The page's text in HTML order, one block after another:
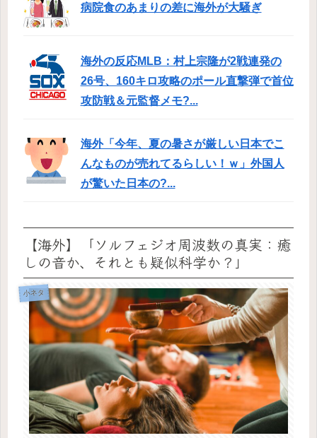
病院食のあまりの差に海外が大騒ぎ
海外の反応MLB：村上宗隆が2戦連発の
26号、160キロ攻略のポール直撃弾で首位
攻防戦＆元監督メモ?...
海外「今年、夏の暑さが厳しい日本でこ
んなものが売れてるらしい！ｗ」外国人
が驚いた日本の?...
【海外】「ソルフェジオ周波数の真実：癒
しの音か、それとも疑似科学か？」
小ネタ